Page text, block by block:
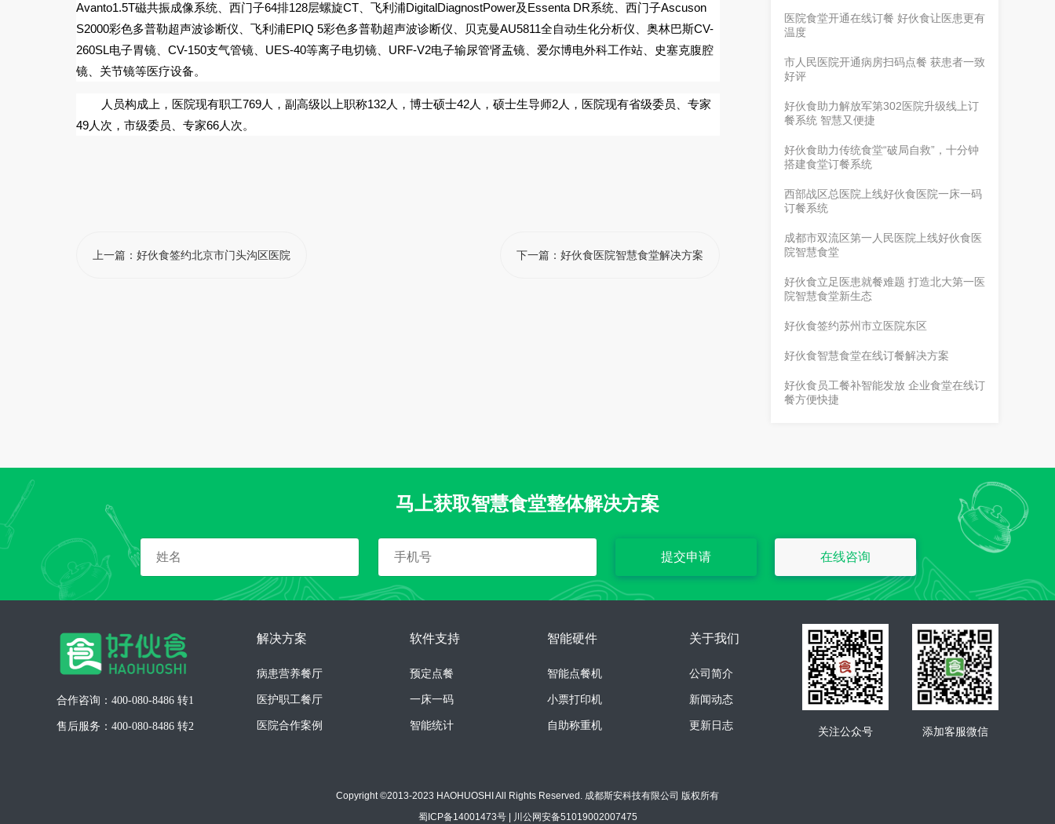
Avanto1.5T磁共振成像系统、西门子64排128层螺旋CT 、飞利浦DigitalDiagnostPower及 Essenta DR系统、西门子Ascuson
S2000彩色多普勒超声波诊断仪、飞利浦EPIQ 5彩色多普勒超声波诊断仪、贝克曼AU5811全自动生化分析仪、奥林巴斯CV-
260SL电子胃镜、 CV-150支气管镜、 UES-40等离子电切镜、 URF-V2电子输尿管肾盂镜、爱尔博电外科工作站、史塞克腹腔
镜、关节镜等医疗设备。
人员构成上，医院现有职工769人，副高级以上职称132人，博士硕士42人，硕士生导师2人， 医院现有省级委员、专家
49人次，市级委员、专家66人次。
上一篇： 好伙食签约北京市门头沟区医院 下一篇： 好伙食医院智慧食堂解决方案
医院食堂开通在线订餐 好伙食让医患更有
温度
市人民医院开通病房扫码点餐 获患者一致
好评
好伙食助力解放军第302医院升级线上订
餐系统 智慧又便捷
好伙食助力传统食堂“破局自救”，十分钟
搭建食堂订餐系统
西部战区总医院上线好伙食医院一床一码
订餐系统
成都市双流区第一人民医院上线好伙食医
院智慧食堂
好伙食立足医患就餐难题 打造北大第一医
院智慧食堂新生态
好伙食签约苏州市立医院东区
好伙食智慧食堂在线订餐解决方案
好伙食员工餐补智能发放 企业食堂在线订
餐方便快捷
马上获取智慧食堂整体解决方案
提交申请 在线咨询
合作咨询：400-080-8486 转1
售后服务：400-080-8486 转2
解决方案
病患营养餐厅
医护职工餐厅
医院合作案例
软件支持
预定点餐
一床一码
智能统计
智能硬件
智能点餐机
小票打印机
自助称重机
关于我们
公司简介
新闻动态
更新日志
关注公众号 添加客服微信
Copyright ©2013-2023 HAOHUOSHI All Rights Reserved. 成都斯安科技有限公司 版权所有
蜀ICP备14001473号| 川公网安备51019002007475